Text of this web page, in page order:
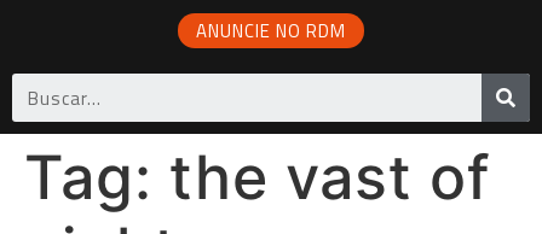
ANUNCIE NO RDM
Tag: the vast of